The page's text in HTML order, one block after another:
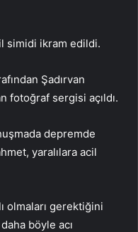
simidi ikram edildi.
Şadırvan
fotoğraf sergisi açıldı.
depremde
yaralılara acil
olmaları gerektiğini
böyle acı